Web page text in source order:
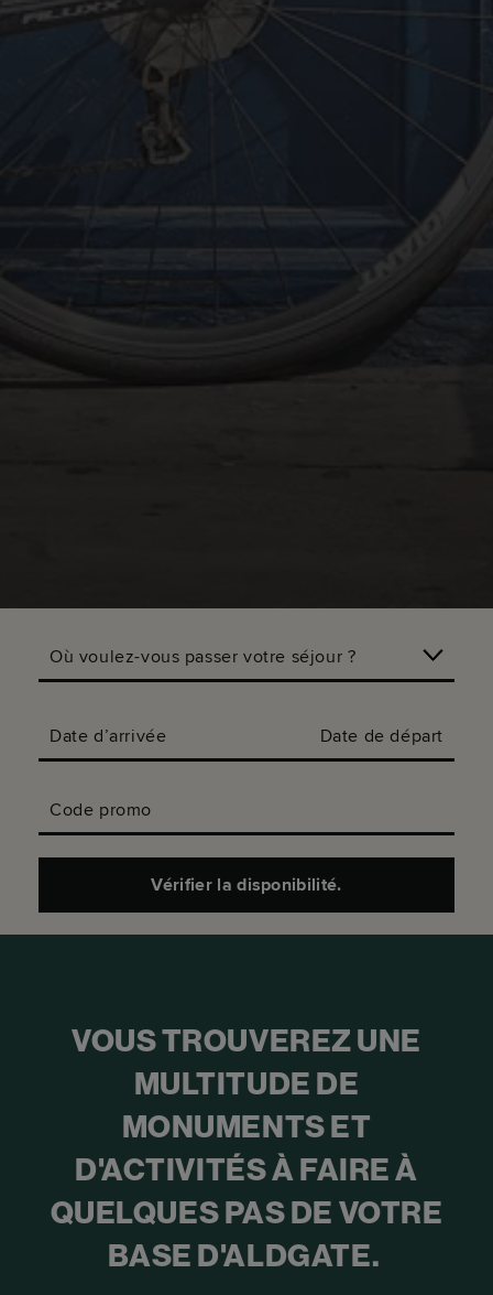
Où voulez-vous passer votre séjour ?
Date d’arrivée Date de départ
Code promo
Vérifier la disponibilité.
VOUS TROUVEREZ UNE
MULTITUDE DE
MONUMENTS ET
D'ACTIVITÉS À FAIRE À
QUELQUES PAS DE VOTRE
BASE D'ALDGATE.